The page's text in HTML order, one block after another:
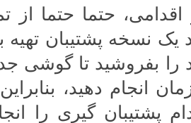
حتما حتما از
نسخه پشتیبان تهیه
بفروشید تا گوشی
انجام دهید،
پشتیبان گیری را